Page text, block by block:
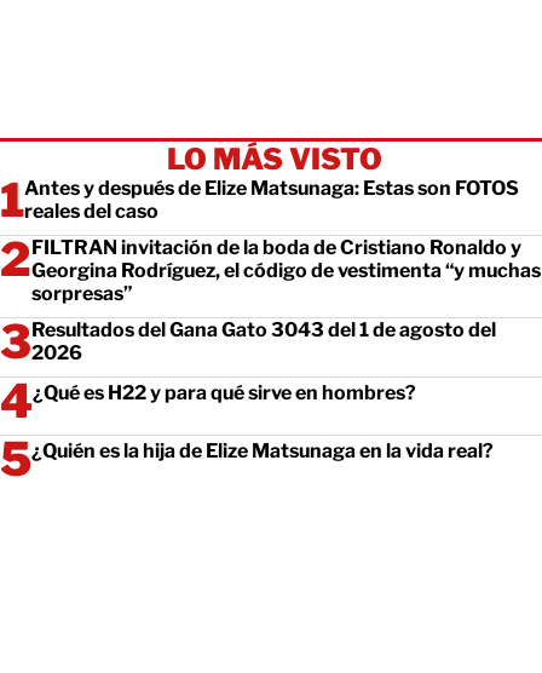
LO MÁS VISTO
Antes y después de Elize Matsunaga: Estas son FOTOS
reales del caso
FILTRAN invitación de la boda de Cristiano Ronaldo y
Georgina Rodríguez, el código de vestimenta “y muchas
sorpresas”
Resultados del Gana Gato 3043 del 1 de agosto del
2026
¿Qué es H22 y para qué sirve en hombres?
¿Quién es la hija de Elize Matsunaga en la vida real?